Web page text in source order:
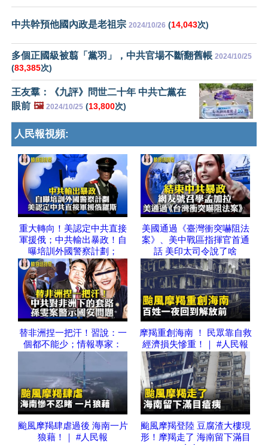
中共幹預他國內政是老祖宗 2024/10/26 (14,043次)
多個正國級被翦「黨羽」，中共官場不斷翻舊帳 2024/10/25
(83,385次)
王友羣：《九評》問世二十年 中共亡黨在
眼前 🖼️ 2024/10/25 (13,800次)
人民報視頻:
重大轉向！美認定中共直接
軍援俄；中共輸出暴政！自
曝培訓外國警察計劃；
美國通過《臺灣衝突嚇阻法
案》、美中戰區指揮官首通
話 美印太司令說了啥
替非洲捏一把汗！習說：一
個都不能少；情報專家：
摩羯重創海南 ！ 民眾靠自救
經濟損失慘重！｜ #人民報
颱風摩羯肆虐過後 海南一片
狼藉！｜ #人民報
颱風摩羯登陸 豆腐渣大樓現
形！摩羯走了 海南留下滿目